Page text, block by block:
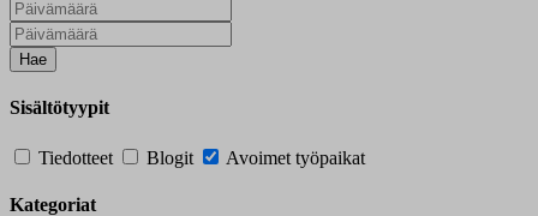
Hae
Sisältötyypit
Tiedotteet Blogit Avoimet työpaikat
Kategoriat